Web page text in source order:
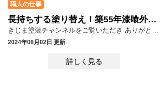
長持ちする塗り替え！築55年漆喰外壁も昔のサイディングもふくちゃんにおまかせ！
2024年08月02日 更新
詳しく見る
職人の仕事